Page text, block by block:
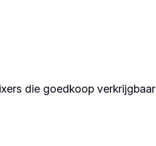
die goedkoop verkrijgbaar